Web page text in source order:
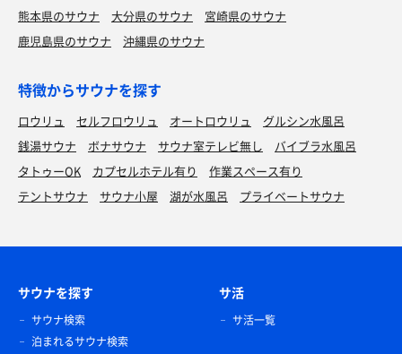
熊本県のサウナ
大分県のサウナ
宮崎県のサウナ
鹿児島県のサウナ
沖縄県のサウナ
特徴からサウナを探す
ロウリュ セルフロウリュ オートロウリュ
グルシン水風呂
銭湯サウナ
ボナサウナ サウナ室テレビ無し
バイブラ水風呂
タトゥーOK
カプセルホテル有り
作業スペース有り
テントサウナ
サウナ小屋 湖が水風呂 プライベートサウナ
サウナを探す
サウナ検索
泊まれるサウナ検索
サ活
サ活一覧